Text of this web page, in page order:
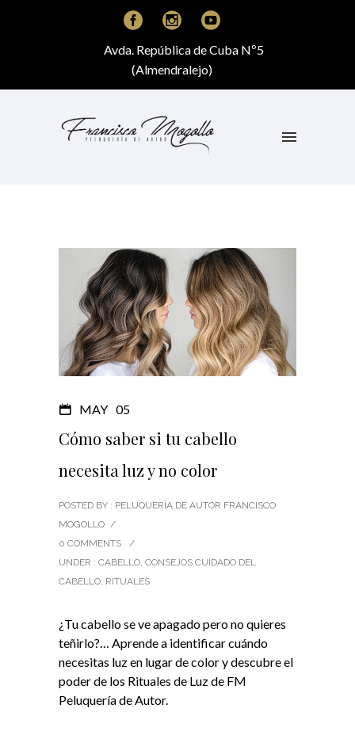
Avda. República de Cuba Nº5
(Almendralejo)
MAY 05
Cómo saber si tu cabello
necesita luz y no color
POSTED BY : PELUQUERÍA DE AUTOR FRANCISCO
MOGOLLO /
0 COMMENTS
/
UNDER : CABELLO, CONSEJOS CUIDADO DEL
CABELLO, RITUALES
¿Tu cabello se ve apagado pero no quieres
teñirlo?… Aprende a identificar cuándo
necesitas luz en lugar de color y descubre el
poder de los Rituales de Luz de FM
Peluquería de Autor.